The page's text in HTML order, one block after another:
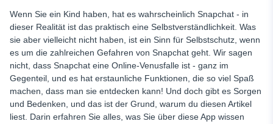
Wenn Sie ein Kind haben, hat es wahrscheinlich Snapchat - in
dieser Realität ist das praktisch eine Selbstverständlichkeit. Was
sie aber vielleicht nicht haben, ist ein Sinn für Selbstschutz, wenn
es um die zahlreichen Gefahren von Snapchat geht. Wir sagen
nicht, dass Snapchat eine Online-Venusfalle ist - ganz im
Gegenteil, und es hat erstaunliche Funktionen, die so viel Spaß
machen, dass man sie entdecken kann! Und doch gibt es Sorgen
und Bedenken, und das ist der Grund, warum du diesen Artikel
liest. Darin erfahren Sie alles, was Sie über diese App wissen
Diskutieren Sie den Inhalt
Sprechen Sie es aus
Standortfreigabe deaktivieren
Verwenden Sie das Snapchat Familienzentrum
Schlussfolgerung: Sollten Kinder Snapchat haben?